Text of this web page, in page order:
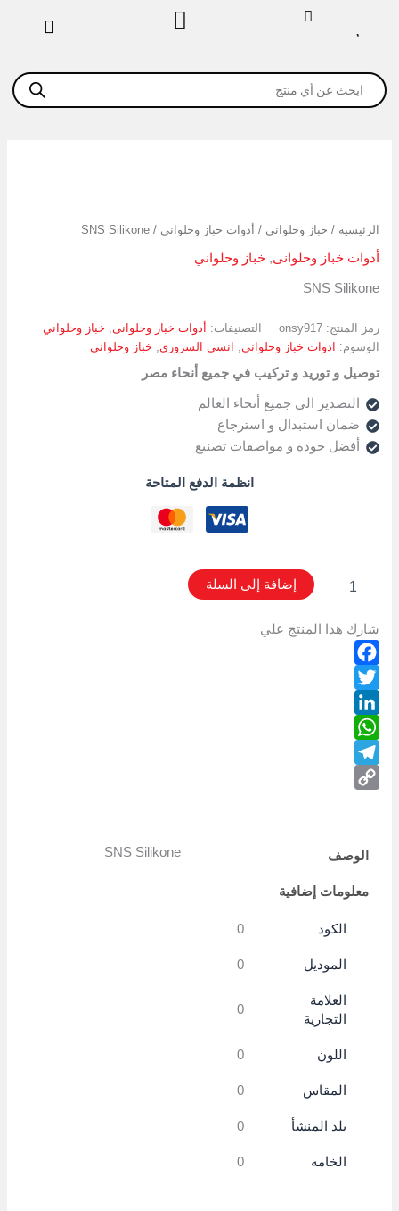
Products
search
الرئيسية / خباز وحلواني / أدوات خباز وحلوانى / SNS Silikone
أدوات خباز وحلوانى,خباز وحلواني
SNS Silikone
رمز المنتج:onsy917 التصنيفات: أدوات خباز وحلوانى
خباز وحلواني
الوسوم: ادوات خباز وحلوانى انسي السرورى خباز وحلوانى
توصيل و توريد و تركيب في جميع أنحاء مصر
التصدير الي جميع أنحاء العالم
ضمان استبدال و استرجاع
أفضل جودة و مواصفات تصنيع
انظمة الدفع المتاحة
إضافة إلى السلة
شارك هذا المنتج علي
Facebook
Twitter
LinkedIn
WhatsApp
Telegram
الوصف
معلومات إضافية
SNS Silikone
الكود 0
الموديل 0
العلامة
التجارية
0
اللون 0
المقاس 0
بلد المنشأ 0
الخامه 0